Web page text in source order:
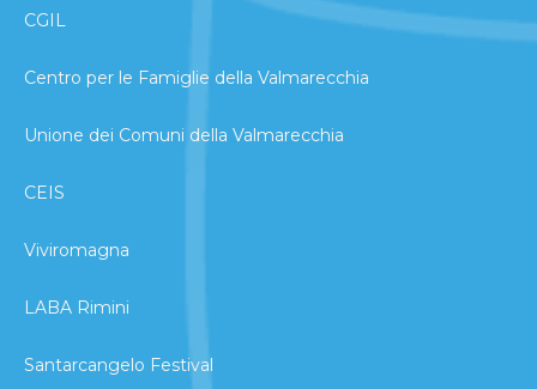
CGIL
Centro per le Famiglie della Valmarecchia
Unione dei Comuni della Valmarecchia
CEIS
Viviromagna
LABA Rimini
Santarcangelo Festival